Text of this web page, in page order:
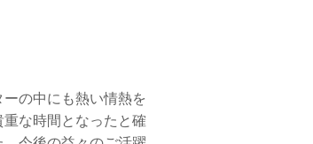
の中にも熱い情熱を
な時間となったと確